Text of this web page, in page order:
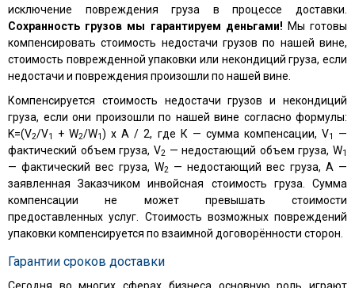
исключение повреждения груза в процессе доставки.
Сохранность грузов мы гарантируем деньгами! Мы готовы
компенсировать стоимость недостачи грузов по нашей вине,
стоимость поврежденной упаковки или некондиций груза, если
недостачи и повреждения произошли по нашей вине.
Компенсируется стоимость недостачи грузов и некондиций
груза, если они произошли по нашей вине согласно формулы:
K=(V2/V1 + W2/W1) х А / 2, где К — сумма компенсации, V1
—
фактический объем груза, V2 — недостающий объем груза, W1
— фактический вес груза, W2 — недостающий вес груза, A —
заявленная Заказчиком инвойсная стоимость груза. Сумма
компенсации не может превышать стоимости
предоставленных услуг. Стоимость возможных повреждений
упаковки компенсируется по взаимной договорённости сторон.
Гарантии сроков доставки
Сегодня во многих сферах бизнеса основную роль играют